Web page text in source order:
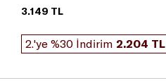
3.149 TL
2.'ye %30 İndirim 2.204 TL